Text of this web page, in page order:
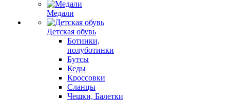
Медали
Детская обувь
Ботинки,
полуботинки
Бутсы
Кеды
Кроссовки
Сланцы
Чешки, Балетки